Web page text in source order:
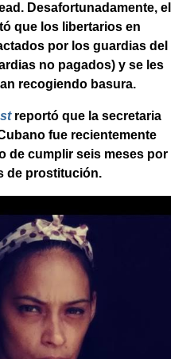
Desafortunadamente, el
que los libertarios en
por los guardias del
no pagados) y se les
recogiendo basura.
reportó que la secretaria
fue recientemente
de cumplir seis meses por
de prostitución.